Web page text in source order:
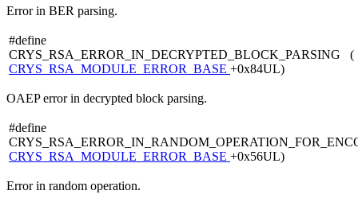
Error in BER parsing.
#define
CRYS_RSA_ERROR_IN_DECRYPTED_BLOCK_PARSING (
CRYS_RSA_MODULE_ERROR_BASE +0x84UL)
OAEP error in decrypted block parsing.
#define
CRYS_RSA_MODULE_ERROR_BASE +0x56UL)
Error in random operation.